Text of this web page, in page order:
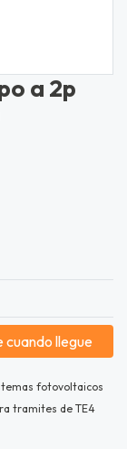
a 2p
cuando llegue
fotovoltaicos
tramites de TE4